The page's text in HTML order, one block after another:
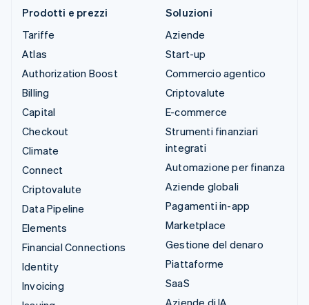
Prodotti e prezzi
Tariffe
Atlas
Authorization Boost
Billing
Capital
Checkout
Climate
Connect
Criptovalute
Data Pipeline
Elements
Financial Connections
Identity
Invoicing
Soluzioni
Aziende
Start-up
Commercio agentico
Criptovalute
E-commerce
Strumenti finanziari
integrati
Automazione per finanza
Aziende globali
Pagamenti in-app
Marketplace
Gestione del denaro
Piattaforme
SaaS